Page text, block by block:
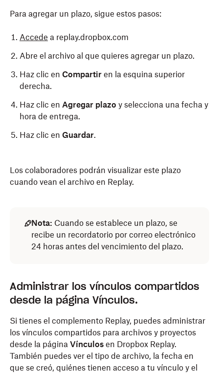
Para agregar un plazo, sigue estos pasos:
Accede a replay.dropbox.com
Abre el archivo al que quieres agregar un plazo.
Haz clic en Compartir en la esquina superior
derecha.
Haz clic en Agregar plazo y selecciona una fecha y
hora de entrega.
Haz clic en Guardar.
Los colaboradores podrán visualizar este plazo
cuando vean el archivo en Replay.
Nota: Cuando se establece un plazo, se
recibe un recordatorio por correo electrónico
24 horas antes del vencimiento del plazo.
Administrar los vínculos compartidos
desde la página Vínculos.
Si tienes el complemento Replay, puedes administrar
los vínculos compartidos para archivos y proyectos
desde la página Vínculos en Dropbox Replay.
También puedes ver el tipo de archivo, la fecha en
que se creó, quiénes tienen acceso a tu vínculo y el